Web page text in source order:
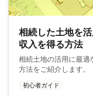
相続した土地を
収入を得る方法
相続土地の活用に最適
方法をご紹介します。
初心者ガイド